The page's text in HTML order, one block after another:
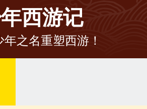
西游记
年之名重塑西游！